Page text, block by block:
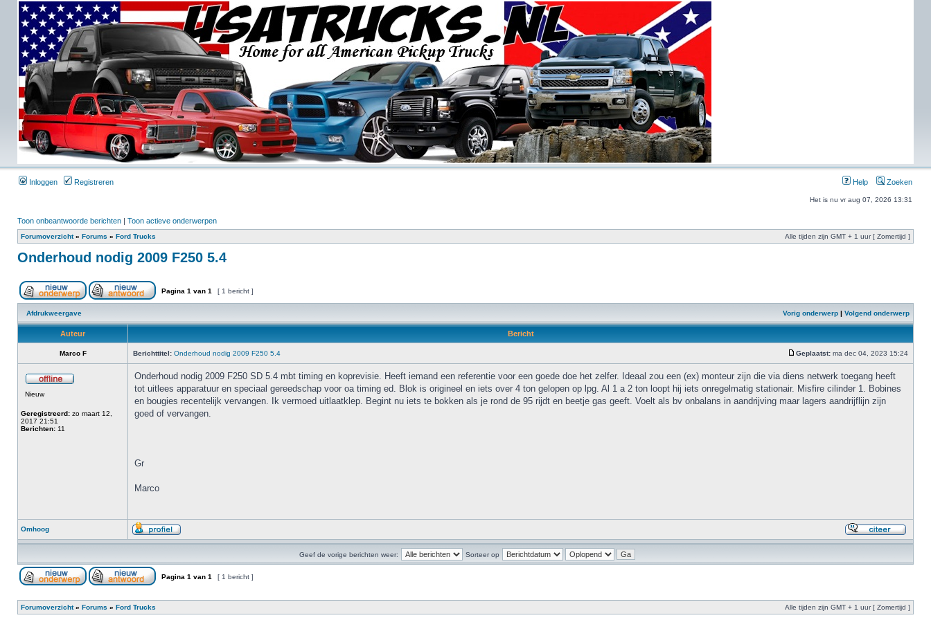
Inloggen Registreren Help Zoeken
Het is nu vr aug 07, 2026 13:31
Toon onbeantwoorde berichten | Toon actieve onderwerpen
Forumoverzicht» Forums » Ford Trucks Alle tijden zijn GMT + 1 uur [ Zomertijd ]
Onderhoud nodig 2009 F250 5.4
Pagina 1 van 1 [ 1 bericht ]
Afdrukweergave Vorig onderwerp | Volgend onderwerp
Auteur Bericht
Marco F Berichttitel: Onderhoud nodig 2009 F250 5.4 Geplaatst: ma dec 04, 2023 15:24
Nieuw
Geregistreerd: zo maart 12,
2017 21:51
Berichten: 11
Onderhoud nodig 2009 F250 SD 5.4 mbt timing en koprevisie. Heeft iemand een referentie voor een goede doe het zelfer. Ideaal zou een (ex) monteur zijn die via diens netwerk toegang heeft
tot uitlees apparatuur en speciaal gereedschap voor oa timing ed. Blok is origineel en iets over 4 ton gelopen op lpg. Al 1 a 2 ton loopt hij iets onregelmatig stationair. Misfire cilinder 1. Bobines
en bougies recentelijk vervangen. Ik vermoed uitlaatklep. Begint nu iets te bokken als je rond de 95 rijdt en beetje gas geeft. Voelt als bv onbalans in aandrijving maar lagers aandrijflijn zijn
goed of vervangen.
Gr
Marco
Omhoog
Geef de vorige berichten weer: Sorteer op
Pagina 1 van 1 [ 1 bericht ]
Forumoverzicht» Forums » Ford Trucks Alle tijden zijn GMT + 1 uur [ Zomertijd ]